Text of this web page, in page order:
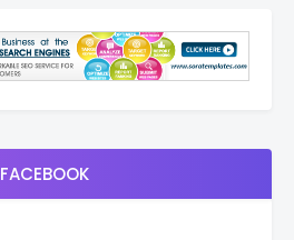
FACEBOOK